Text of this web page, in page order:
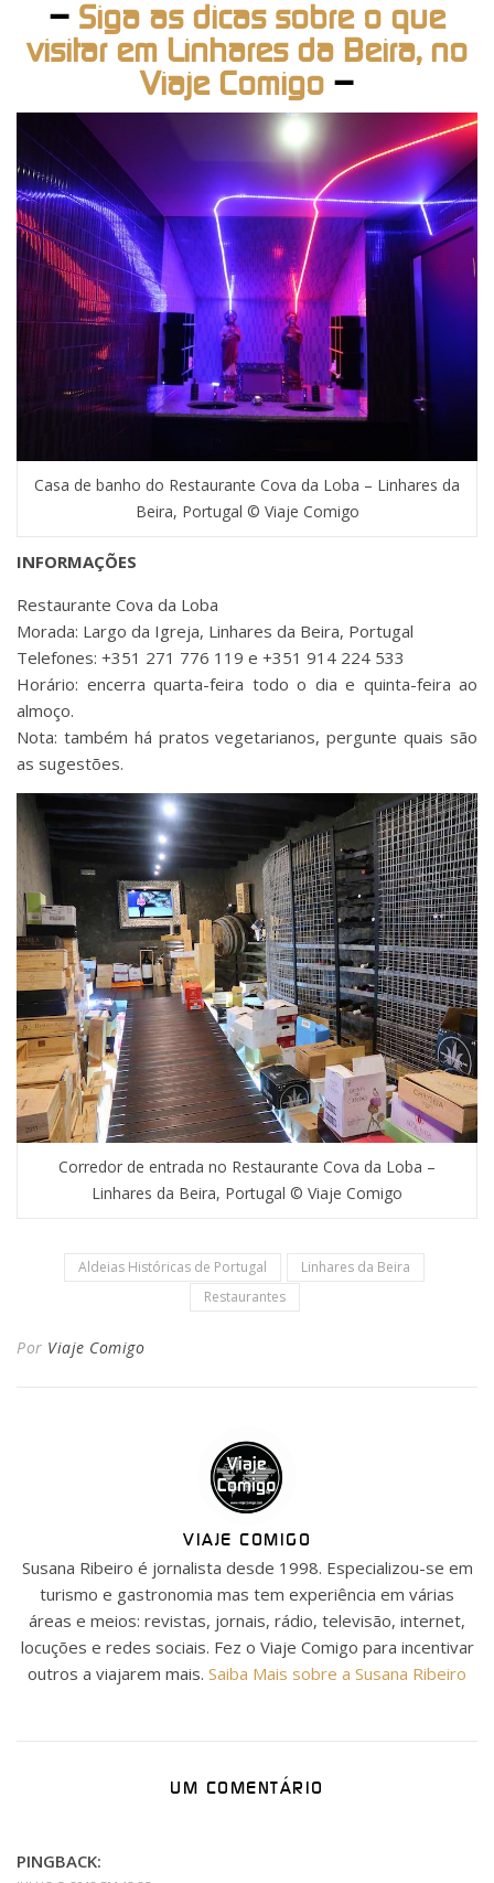
– Siga as dicas sobre o que
visitar em Linhares da Beira, no
Viaje Comigo –
Casa de banho do Restaurante Cova da Loba – Linhares da
Beira, Portugal © Viaje Comigo
INFORMAÇÕES
Restaurante Cova da Loba
Morada: Largo da Igreja, Linhares da Beira, Portugal
Telefones: +351 271 776 119 e +351 914 224 533
Horário: encerra quarta-feira todo o dia e quinta-feira ao
almoço.
Nota: também há pratos vegetarianos, pergunte quais são
as sugestões.
Corredor de entrada no Restaurante Cova da Loba –
Linhares da Beira, Portugal © Viaje Comigo
Aldeias Históricas de Portugal
Linhares da Beira
Restaurantes
Por Viaje Comigo
VIAJE COMIGO
Susana Ribeiro é jornalista desde 1998. Especializou-se em
turismo e gastronomia mas tem experiência em várias
áreas e meios: revistas, jornais, rádio, televisão, internet,
locuções e redes sociais. Fez o Viaje Comigo para incentivar
outros a viajarem mais. Saiba Mais sobre a Susana Ribeiro
UM COMENTÁRIO
PINGBACK: